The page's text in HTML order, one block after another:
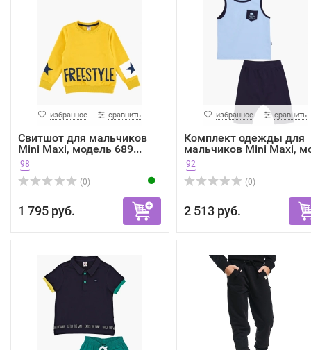
избранное сравнить
Свитшот для мальчиков
Mini Maxi, модель 689...
98
(0)
1 795 руб.
избранное сравнить
Комплект одежды для
мальчиков Mini Maxi,
92
(0)
2 513 руб.